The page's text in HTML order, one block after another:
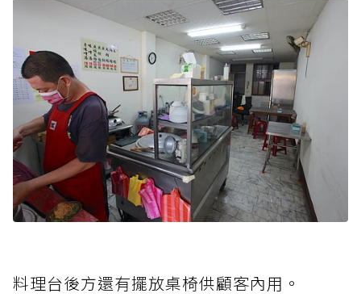
料理台後方還有擺放桌椅供顧客內用。